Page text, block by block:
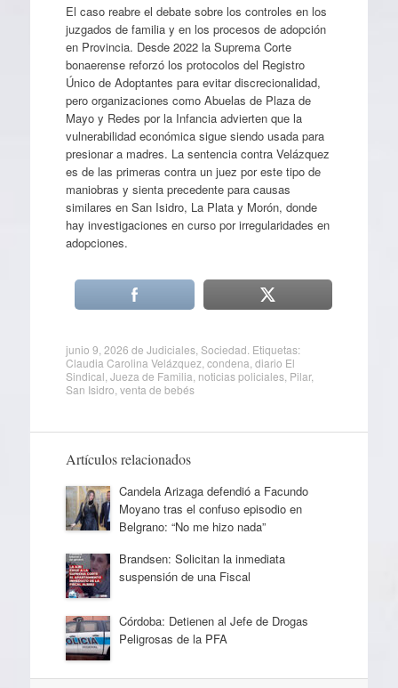
El caso reabre el debate sobre los controles en los
juzgados de familia y en los procesos de adopción
en Provincia. Desde 2022 la Suprema Corte
bonaerense reforzó los protocolos del Registro
Único de Adoptantes para evitar discrecionalidad,
pero organizaciones como Abuelas de Plaza de
Mayo y Redes por la Infancia advierten que la
vulnerabilidad económica sigue siendo usada para
presionar a madres. La sentencia contra Velázquez
es de las primeras contra un juez por este tipo de
maniobras y sienta precedente para causas
similares en San Isidro, La Plata y Morón, donde
hay investigaciones en curso por irregularidades en
adopciones.
junio 9, 2026 de Judiciales, Sociedad . Etiquetas:
Claudia Carolina Velázquez, condena diario El
Sindical Jueza de Familia noticias policiales, Pilar,
San Isidro venta de bebés
Artículos relacionados
Candela Arizaga defendió a Facundo
Moyano tras el confuso episodio en
Belgrano: “No me hizo nada”
Brandsen: Solicitan la inmediata
suspensión de una Fiscal
Córdoba: Detienen al Jefe de Drogas
Peligrosas de la PFA